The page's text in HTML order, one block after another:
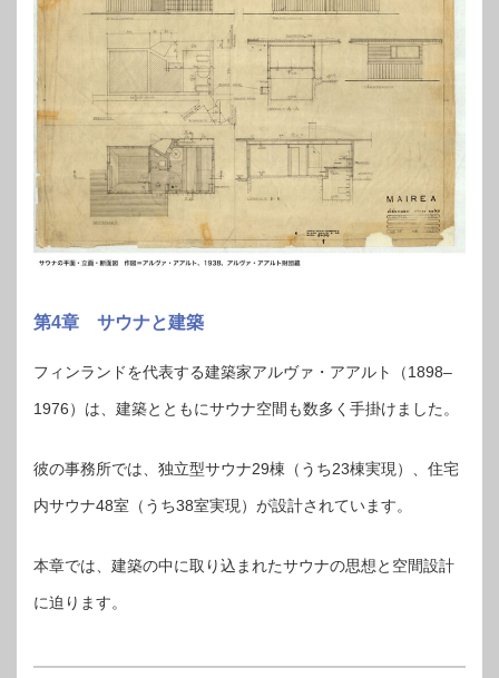
第4章 サウナと建築
フィンランドを代表する建築家アルヴァ・アアルト（1898–
1976）は、建築とともにサウナ空間も数多く手掛けました。
彼の事務所では、独立型サウナ29棟（うち23棟実現）、住宅
内サウナ48室（うち38室実現）が設計されています。
本章では、建築の中に取り込まれたサウナの思想と空間設計
に迫ります。